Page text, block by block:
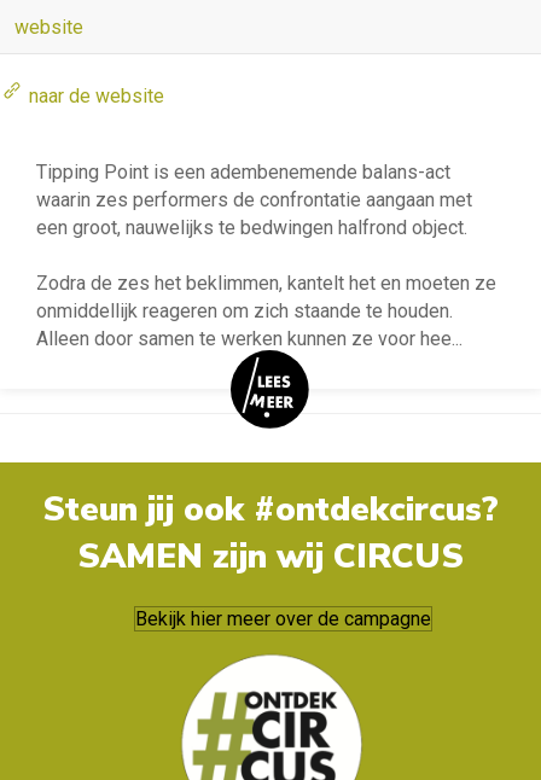
website
naar de website
Tipping Point is een adembenemende balans-act
waarin zes performers de confrontatie aangaan met
een groot, nauwelijks te bedwingen halfrond object.
Zodra de zes het beklimmen, kantelt het en moeten ze
onmiddellijk reageren om zich staande te houden.
Alleen door samen te werken kunnen ze voor hee
Steun jij ook #ontdekcircus?
SAMEN zijn wij CIRCUS
Bekijk hier meer over de campagne